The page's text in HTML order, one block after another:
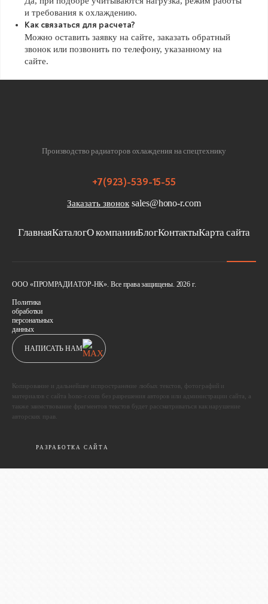
и требования к охлаждению.
Как связаться для расчета?
Можно оставить заявку на сайте, заказать обратный
звонок или позвонить по телефону, указанному на
сайте.
Производство радиаторов охлаждения на спецтехнику
ГлавнаяКаталогО компанииБлогКонтактыКарта сайта
+7(923)-539-15-55
Заказать звонок sales@hono-r.com
ООО «ПРОМРАДИАТОР-НК». Все права защищены. 2026 г.
Политика
обработки
персональных
данных
НАПИСАТЬ НАМ
Копирование и дальнейшее испространение любых текстов, фотографий и
материалов с сайта hono-r.com без разрешения авторов или администрации сайта, а
также заимствование фрагментов текстов будет рассматриваться как нарушение
авторских прав.
РАЗРАБОТКА САЙТА